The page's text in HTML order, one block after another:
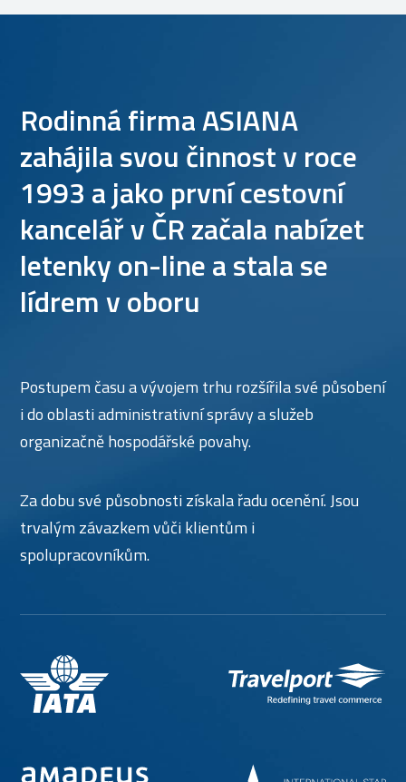
Rodinná firma ASIANA
zahájila svou činnost v roce
1993 a jako první cestovní
kancelář v ČR začala nabízet
letenky on-line a stala se
lídrem v oboru
Postupem času a vývojem trhu rozšířila své působení
i do oblasti administrativní správy a služeb
organizačně hospodářské povahy.
Za dobu své působnosti získala řadu ocenění. Jsou
trvalým závazkem vůči klientům i
spolupracovníkům.